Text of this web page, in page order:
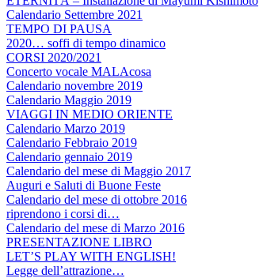
Calendario Settembre 2021
TEMPO DI PAUSA
2020… soffi di tempo dinamico
CORSI 2020/2021
Concerto vocale MALAcosa
Calendario novembre 2019
Calendario Maggio 2019
VIAGGI IN MEDIO ORIENTE
Calendario Marzo 2019
Calendario Febbraio 2019
Calendario gennaio 2019
Calendario del mese di Maggio 2017
Auguri e Saluti di Buone Feste
Calendario del mese di ottobre 2016
riprendono i corsi di…
Calendario del mese di Marzo 2016
PRESENTAZIONE LIBRO
LET’S PLAY WITH ENGLISH!
Legge dell’attrazione…